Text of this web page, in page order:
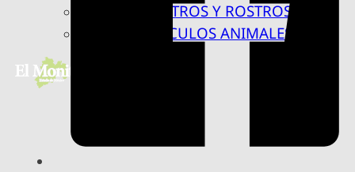
RASTROS Y ROSTROS
VÍNCULOS ANIMALES